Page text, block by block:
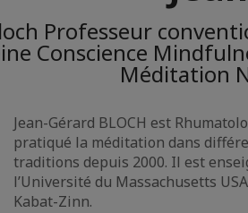
Professeur
Conscience
Méditation
Jean-Gérard BLOCH est
pratiqué la méditation dans
traditions depuis 2000. Il est
l’Université du Massachusetts
Kabat-Zinn.